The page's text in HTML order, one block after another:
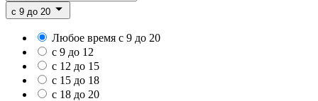
c 9 до 20
Любое время с 9 до 20
с 9 до 12
с 12 до 15
с 15 до 18
с 18 до 20